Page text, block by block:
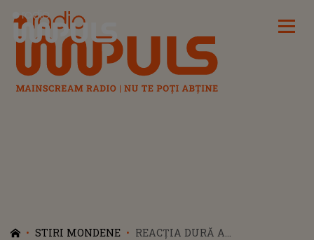
Radio Impuls
STIRI MONDENE
REACŢIA DURĂ A